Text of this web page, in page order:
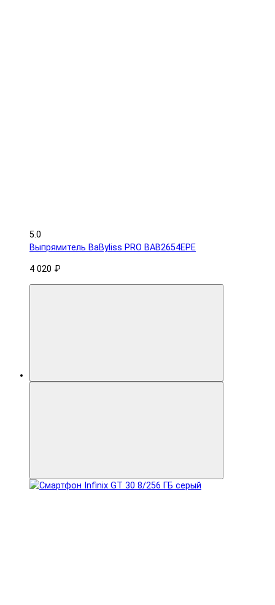
5.0
Выпрямитель BaByliss PRO BAB2654EPE
4 020 ₽